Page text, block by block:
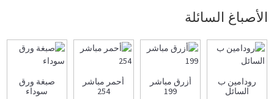
الأصباغ السائلة
رودامين ب
السائل
أزرق مباشر
199
أحمر مباشر
254
صبغة ورق
سوداء